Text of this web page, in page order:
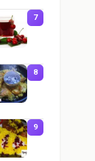
7
8
9